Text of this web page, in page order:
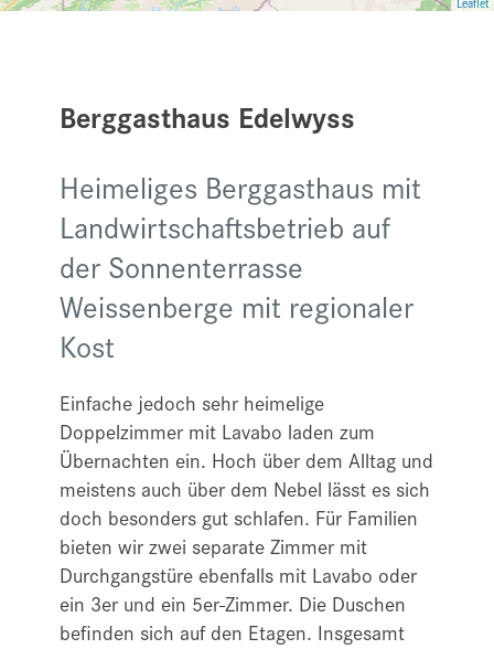
Berggasthaus Edelwyss
Heimeliges Berggasthaus mit
Landwirtschaftsbetrieb auf
der Sonnenterrasse
Weissenberge mit regionaler
Kost
Einfache jedoch sehr heimelige
Doppelzimmer mit Lavabo laden zum
Übernachten ein. Hoch über dem Alltag und
meistens auch über dem Nebel lässt es sich
doch besonders gut schlafen. Für Familien
bieten wir zwei separate Zimmer mit
Durchgangstüre ebenfalls mit Lavabo oder
ein 3er und ein 5er-Zimmer. Die Duschen
befinden sich auf den Etagen. Insgesamt